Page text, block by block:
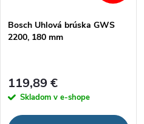
p
o
p
r
o
d
Bosch Uhlová brúska GWS
2200, 180 mm
119,89 €
Skladom v e-shope